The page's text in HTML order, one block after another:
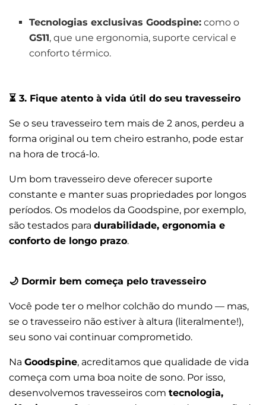
Tecnologias exclusivas Goodspine: como o
GS11, que une ergonomia, suporte cervical e
conforto térmico.
⏳ 3. Fique atento à vida útil do seu travesseiro
Se o seu travesseiro tem mais de 2 anos, perdeu a
forma original ou tem cheiro estranho, pode estar
na hora de trocá-lo.
Um bom travesseiro deve oferecer suporte
constante e manter suas propriedades por longos
períodos. Os modelos da Goodspine, por exemplo,
são testados para durabilidade, ergonomia e
conforto de longo prazo.
🌙 Dormir bem começa pelo travesseiro
Você pode ter o melhor colchão do mundo — mas,
se o travesseiro não estiver à altura (literalmente!),
seu sono vai continuar comprometido.
Na Goodspine, acreditamos que qualidade de vida
começa com uma boa noite de sono. Por isso,
desenvolvemos travesseiros com tecnologia,